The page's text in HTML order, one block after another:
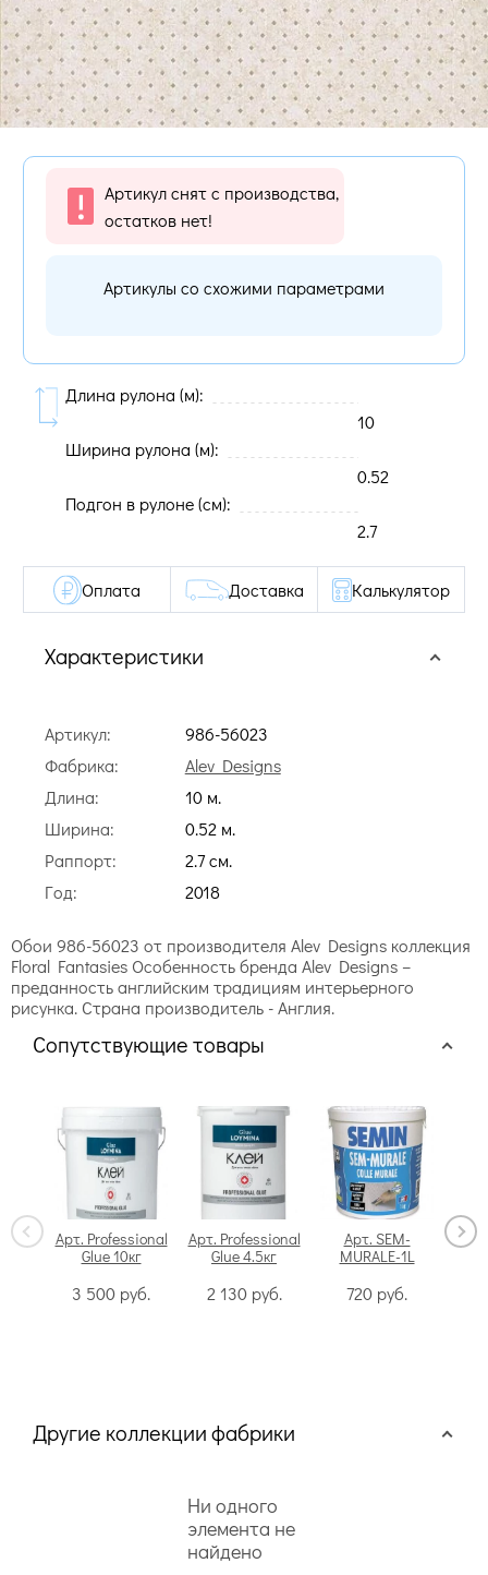
Артикул снят с производства,
остатков нет!
Артикулы со схожими параметрами
Длина рулона (м):
10
Ширина рулона (м):
0.52
Подгон в рулоне (cм):
2.7
Характеристики
Артикул:
986-56023
Фабрика:
Alev Designs
Длина:
10 м.
Ширина:
0.52 м.
Раппорт:
2.7 cм.
Год:
2018
Оплата Доставка Калькулятор
Обои 986-56023 от производителя Alev Designs коллекция
Floral Fantasies Особенность бренда Alev Designs –
преданность английским традициям интерьерного
рисунка. Страна производитель - Англия.
Сопутствующие товары
Арт. Professional
Glue 10кг
3 500 руб.
Арт. Professional
Glue 4.5кг
2 130 руб.
Арт. SEM-
MURALE-1L
720 руб.
Другие коллекции фабрики
Ни одного
элемента не
найдено